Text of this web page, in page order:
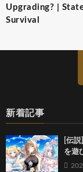
Upgrading? |
Survival
新着記事
[伝
を遊